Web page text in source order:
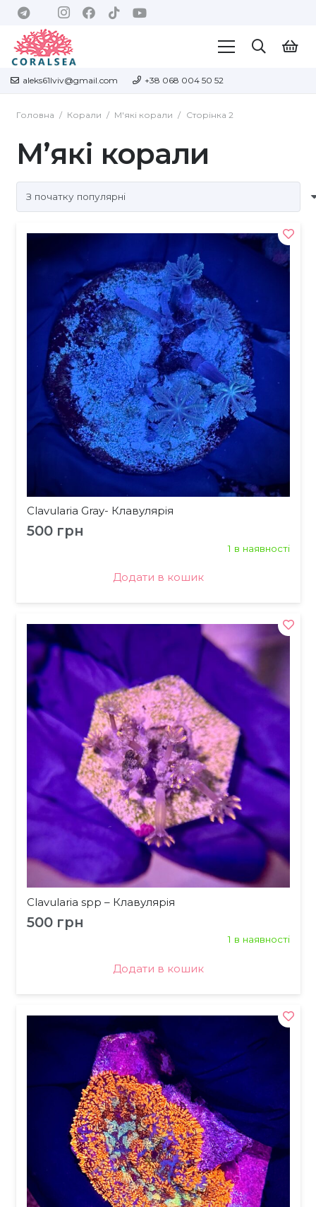
aleks61lviv@gmail.com +38 068 004 50 52
Головна / Корали / М'які корали / Сторінка 2
М’які корали
Clavularia Gray- Клавулярія
500 грн
1 в наявності
Додати в кошик
Clavularia spp – Клавулярія
500 грн
1 в наявності
Додати в кошик